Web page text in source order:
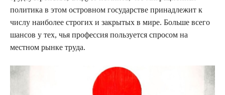
политика в этом островном государстве принадлежит к
числу наиболее строгих и закрытых в мире. Больше всего
шансов у тех, чья профессия пользуется спросом на
местном рынке труда.